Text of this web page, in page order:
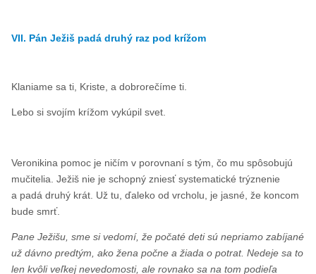
VII. Pán Ježiš padá druhý raz pod krížom
Klaniame sa ti, Kriste, a dobrorečíme ti.
Lebo si svojím krížom vykúpil svet.
Veronikina pomoc je ničím v porovnaní s tým, čo mu spôsobujú
mučitelia. Ježiš nie je schopný zniesť systematické trýznenie
a padá druhý krát. Už tu, ďaleko od vrcholu, je jasné, že koncom
bude smrť.
Pane Ježišu, sme si vedomí, že počaté deti sú nepriamo zabíjané
už dávno predtým, ako žena počne a žiada o potrat. Nedeje sa to
len kvôli veľkej nevedomosti, ale rovnako sa na tom podieľa